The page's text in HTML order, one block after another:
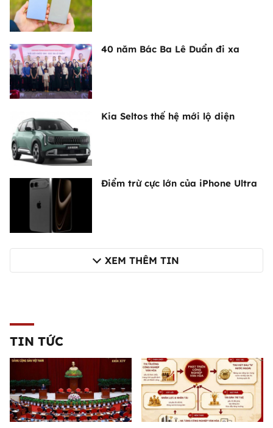
40 năm Bác Ba Lê Duẩn đi xa
Kia Seltos thế hệ mới lộ diện
Điểm trừ cực lớn của iPhone Ultra
XEM THÊM TIN
TIN TỨC